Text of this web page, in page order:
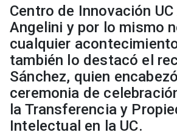
Centro de Innovación
Angelini y por lo mismo
cualquier
también lo destacó el
Sánchez, quien
ceremonia de
la Transferencia y
Intelectual en la UC.